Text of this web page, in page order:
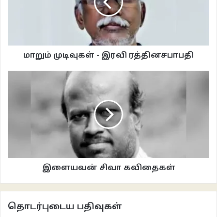
மாறும் முடிவுகள் - இரவி ரத்தினசபாபதி
இளையவன் சிவா கவிதைகள்
தொடர்புடைய பதிவுகள்